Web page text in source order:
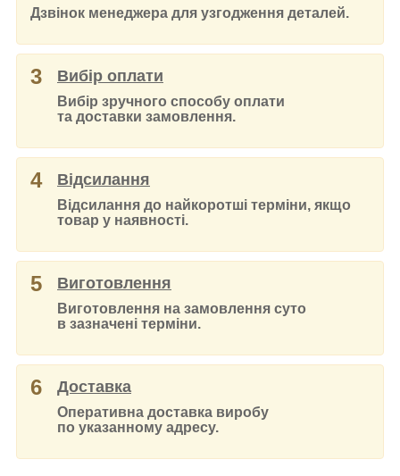
Дзвінок менеджера для узгодження деталей.
3 Вибір оплати
Вибір зручного способу оплати
та доставки замовлення.
4 Відсилання
Відсилання до найкоротші терміни, якщо
товар у наявності.
5 Виготовлення
Виготовлення на замовлення суто
в зазначені терміни.
6 Доставка
Оперативна доставка виробу
по указанному адресу.